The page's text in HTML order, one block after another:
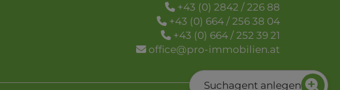
+43 (0) 2842 / 226 88
+43 (0) 664 / 256 38 04
+43 (0) 664 / 252 39 21
office@pro-immobilien.at
Suchagent anlegen